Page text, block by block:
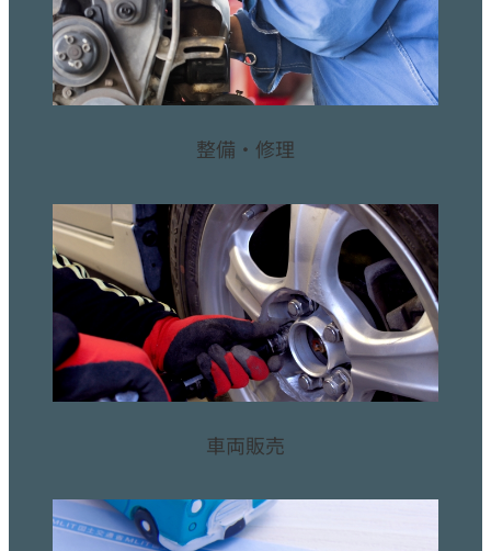
整備・修理
車両販売